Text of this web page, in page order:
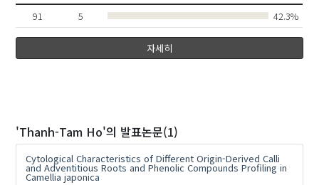
91 5 42.3%
자세히
'Thanh-Tam Ho'의 발표논문(1)
Cytological Characteristics of Different Origin-Derived Calli
and Adventitious Roots and Phenolic Compounds Profiling in
Camellia japonica